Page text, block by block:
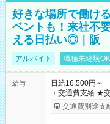
好きな場所で働け
ベントも！来社不
える日払い◎｜阪
アルバイト 職種未経験OK
給与
日給16,500円～
＋交通費支給 ★交通費全額支給！ ★日払いOK！（規定あり） ┗
働いたその日に
交通費別途支